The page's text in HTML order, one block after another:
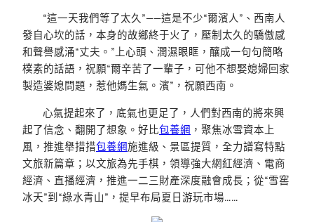
“這一天我們等了太久”——這是不少“爾濱人”、西南人
發自心坎的話，本身的故鄉終于火了，壓制太久的驕傲感
和聲譽感涌“丈夫。”上心頭、潤濕眼眶，釀成一句句簡略
樸素的話語，祝願“爾辛苦了一輩子，可他不想娶媳婦回家
製造婆媳問題，惹他媽生氣。濱”，祝願西南。
心氣提起來了，底氣也更足了，人們對西南的將來興
起了信念、翻開了想象。好比包養網 ，聚焦冰雪資本上
風，推進舉措措包養網施進級、景區提質，全力譜寫特點
文旅新篇章；以文旅為先手棋，領導強大網紅經濟、電商
經濟、直播經濟，推進一二三財產深度融會成長；從“雪窖
冰天”到“綠水青山”，提早布局夏日游玩市場……